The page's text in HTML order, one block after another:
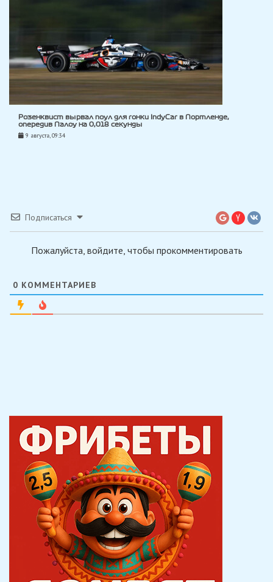
Розенквист вырвал поул для гонки IndyCar в Портленде,
опередив Палоу на 0,018 секунды
9 августа, 09:34
Подписаться
Пожалуйста, войдите, чтобы прокомментировать
0 КОММЕНТАРИЕВ